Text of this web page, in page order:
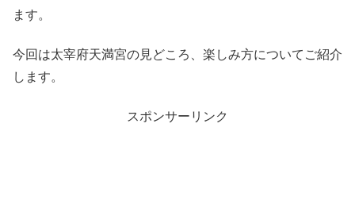
ます。
今回は太宰府天満宮の見どころ、楽しみ方についてご紹介
します。
スポンサーリンク